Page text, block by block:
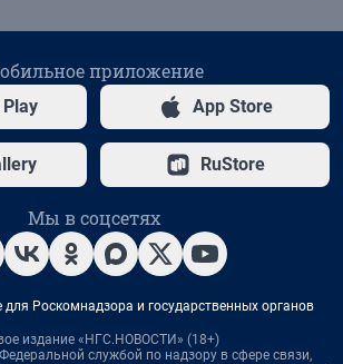
приложение
App Store
RuStore
Мы в соцсетях
Роскомнадзора и государственных органов
издание «НГС.НОВОСТИ» (18+)
службой по надзору в сфере связи,